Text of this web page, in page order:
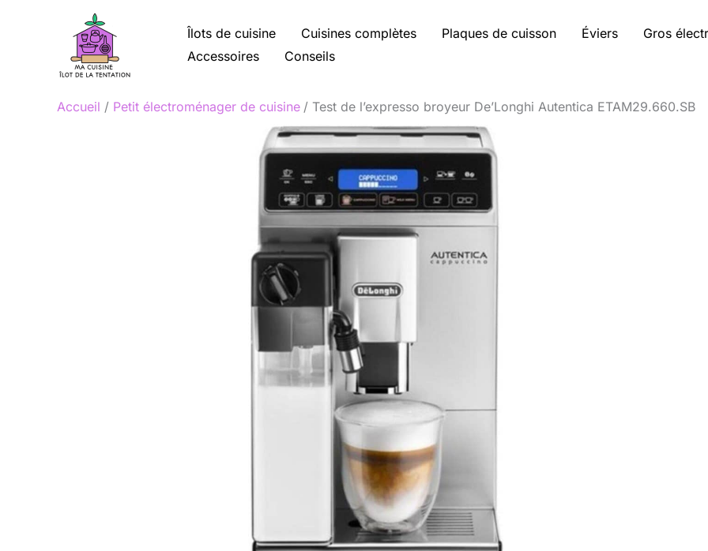
Îlots de cuisine Cuisines complètes Plaques de cuisson Éviers
Gros
Accessoires
Conseils
Accueil Petit électroménager de cuisine Test de l’expresso broyeur De’Longhi Autentica ETAM29.660.SB